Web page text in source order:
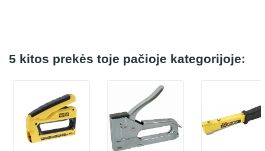
5 kitos prekės toje pačioje kategorijoje: